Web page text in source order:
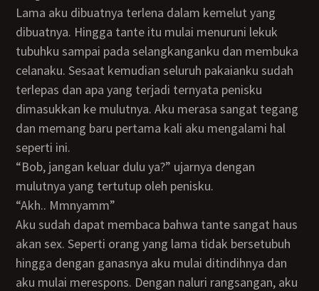
Lama aku dibuatnya terlena dalam kemelut yang
dibuatnya. Hingga tante itu mulai menuruni lekuk
tubuhku sampai pada selangkanganku dan membuka
celanaku. Sesaat kemudian seluruh pakaianku sudah
terlepas dan apa yang terjadi ternyata penisku
dimasukkan ke mulutnya. Aku merasa sangat tegang
dan memang baru pertama kali aku mengalami hal
seperti ini.
“Bob, jangan keluar dulu ya?” ujarnya dengan
mulutnya yang tertutup oleh penisku.
“Akh.. Mmnyamm”
Aku sudah dapat membaca bahwa tante sangat haus
akan sex. Seperti orang yang lama tidak bersetubuh
hingga dengan ganasnya aku mulai ditindihnya dan
aku mulai merespons. Dengan naluri rangsangan, aku